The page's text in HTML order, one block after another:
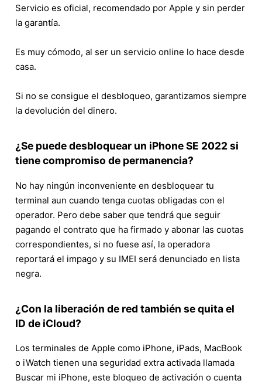
Servicio es oficial, recomendado por Apple y sin perder
la garantía.
Es muy cómodo, al ser un servicio online lo hace desde
casa.
Si no se consigue el desbloqueo, garantizamos siempre
la devolución del dinero.
¿Se puede desbloquear un iPhone SE 2022 si
tiene compromiso de permanencia?
No hay ningún inconveniente en desbloquear tu
terminal aun cuando tenga cuotas obligadas con el
operador. Pero debe saber que tendrá que seguir
pagando el contrato que ha firmado y abonar las cuotas
correspondientes, si no fuese así, la operadora
reportará el impago y su IMEI será denunciado en lista
negra.
¿Con la liberación de red también se quita el
ID de iCloud?
Los terminales de Apple como iPhone, iPads, MacBook
o iWatch tienen una seguridad extra activada llamada
Buscar mi iPhone, este bloqueo de activación o cuenta